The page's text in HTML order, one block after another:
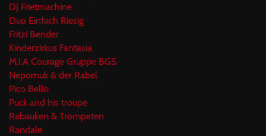
DJ Frietmachine
Duo Einfach Riesig
Fritzi Bender
Kinderzirkus Fantasia
M.I.A Courage Gruppe BGS
Nepomuk & der Rabel
Pico Bello
Puck and his troupe
Rabauken & Trompeten
Randale